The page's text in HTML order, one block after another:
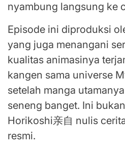
nyambung langsung ke
Episode ini diproduksi
yang juga menangani
kualitas animasinya
kangen sama universe
setelah manga
seneng banget. Ini
Horikoshi亲自 nulis
resmi.